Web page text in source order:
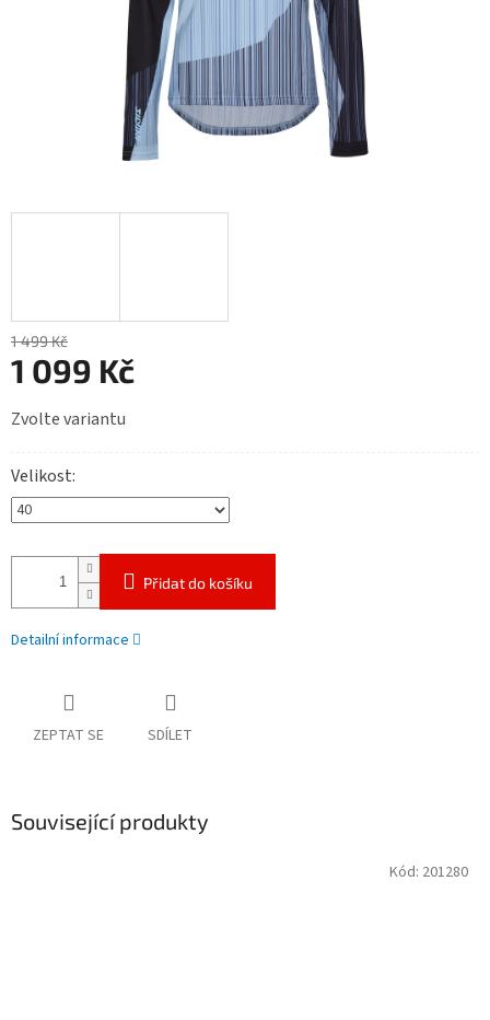
1 499 Kč
1 099 Kč
cena:
Zvolte variantu
Velikost
Přidat do košíku
Detailní informace
ZEPTAT SE SDÍLET
Související produkty
Kód: 201280